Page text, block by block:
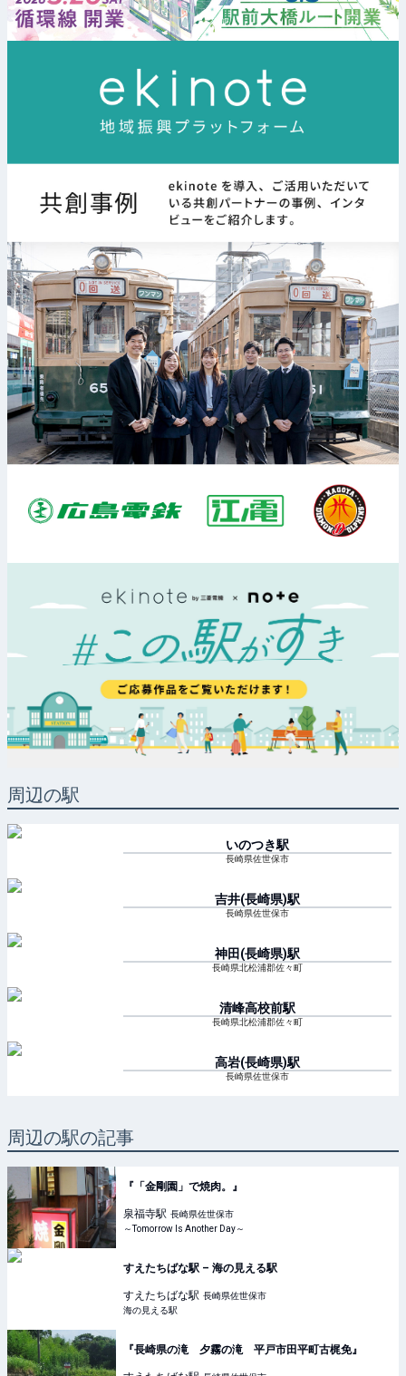
周辺の駅
いのつき駅
長崎県佐世保市
吉井(長崎県)駅
長崎県佐世保市
神田(長崎県)駅
長崎県北松浦郡佐々町
清峰高校前駅
長崎県北松浦郡佐々町
高岩(長崎県)駅
長崎県佐世保市
周辺の駅の記事
『「金剛園」で焼肉。』
泉福寺駅 長崎県佐世保市
～Tomorrow Is Another Day～
すえたちばな駅 – 海の見える駅
すえたちばな駅 長崎県佐世保市
海の見える駅
『長崎県の滝 夕霧の滝 平戸市田平町古梶免』